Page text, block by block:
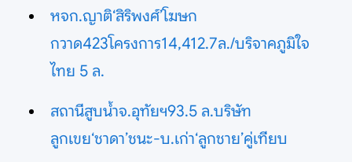
หจก.ญาติ‘สิริพงศ์’โฆษก
กวาด423โครงการ14,412.7ล./บริจาคภูมิใจ
ไทย 5 ล.
สถานีสูบน้ำจ.อุทัยฯ93.5 ล.บริษัท
ลูกเขย‘ชาดา’ชนะ-บ.เก่า‘ลูกชาย’คู่เทียบ